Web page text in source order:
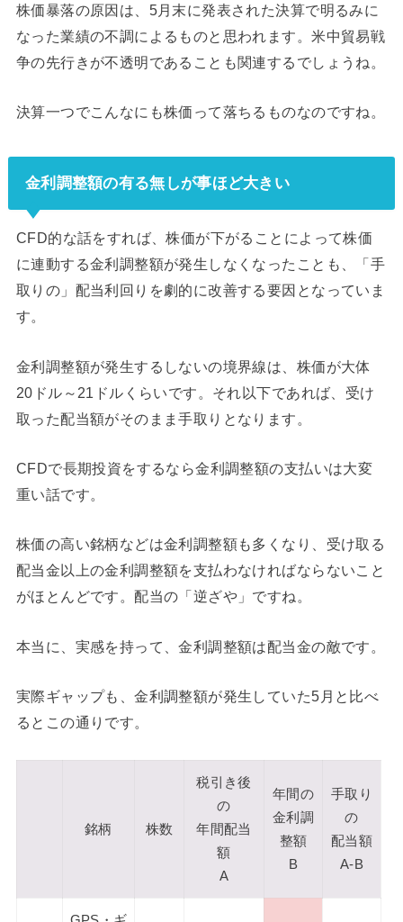
株価暴落の原因は、5月末に発表された決算で明るみに
なった業績の不調によるものと思われます。米中貿易戦
争の先行きが不透明であることも関連するでしょうね。
決算一つでこんなにも株価って落ちるものなのですね。
金利調整額の有る無しが事ほど大きい
CFD的な話をすれば、株価が下がることによって株価
に連動する金利調整額が発生しなくなったことも、「手
取りの」配当利回りを劇的に改善する要因となっていま
す。
金利調整額が発生するしないの境界線は、株価が大体
20ドル～21ドルくらいです。それ以下であれば、受け
取った配当額がそのまま手取りとなります。
CFDで長期投資をするなら金利調整額の支払いは大変
重い話です。
株価の高い銘柄などは金利調整額も多くなり、受け取る
配当金以上の金利調整額を支払わなければならないこと
がほとんどです。配当の「逆ざや」ですね。
本当に、実感を持って、金利調整額は配当金の敵です。
実際ギャップも、金利調整額が発生していた5月と比べ
るとこの通りです。
銘柄 株数
税引き後
の
年間配当
額
A
年間の
金利調
整額
B
手取り
の
配当額
A-B